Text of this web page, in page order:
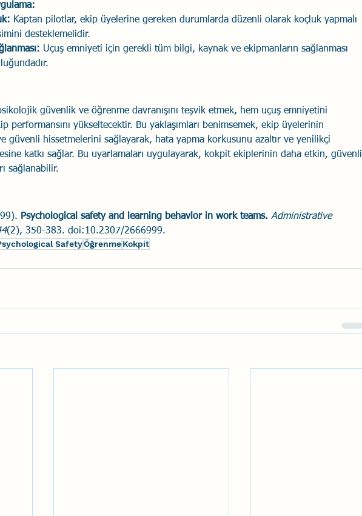
Kaptan pilotlar, ekip üyelerine gereken durumlarda düzenli olarak koçluk yapmalı
desteklemelidir.
Uçuş emniyeti için gerekli tüm bilgi, kaynak ve ekipmanların sağlanması
güvenlik ve öğrenme davranışını teşvik etmek, hem uçuş emniyetini
performansını yükseltecektir. Bu yaklaşımları benimsemek, ekip üyelerinin
güvenli hissetmelerini sağlayarak, hata yapma korkusunu azaltır ve yenilikçi
katkı sağlar. Bu uyarlamaları uygulayarak, kokpit ekiplerinin daha etkin, güvenli
sağlanabilir.
Psychological safety and learning behavior in work teams. Administrative
(2), 350-383. doi:10.2307/2666999.
SafetyÖğrenmeKokpit